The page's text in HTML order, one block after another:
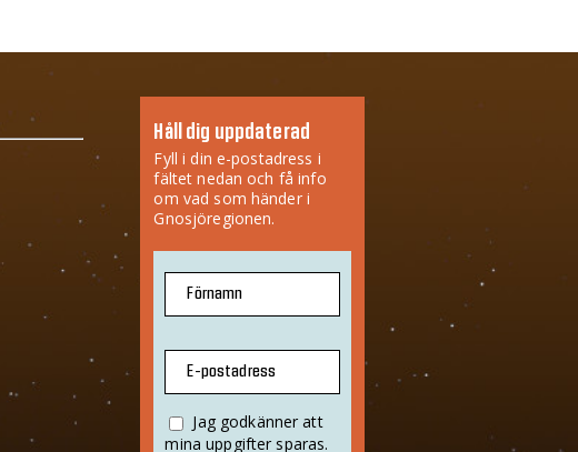
Håll dig uppdaterad
Fyll i din e-postadress i
fältet nedan och få info
om vad som händer i
Gnosjöregionen.
Förnamn
E-postadress
Jag godkänner att
mina uppgifter sparas.